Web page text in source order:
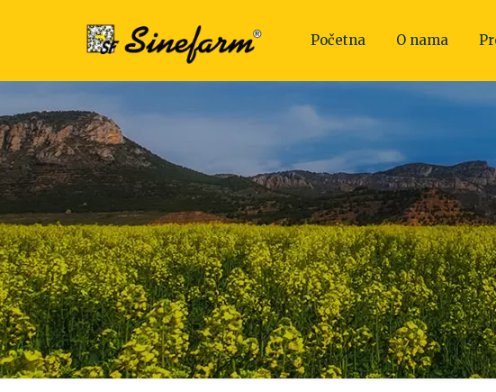
Početna O nama